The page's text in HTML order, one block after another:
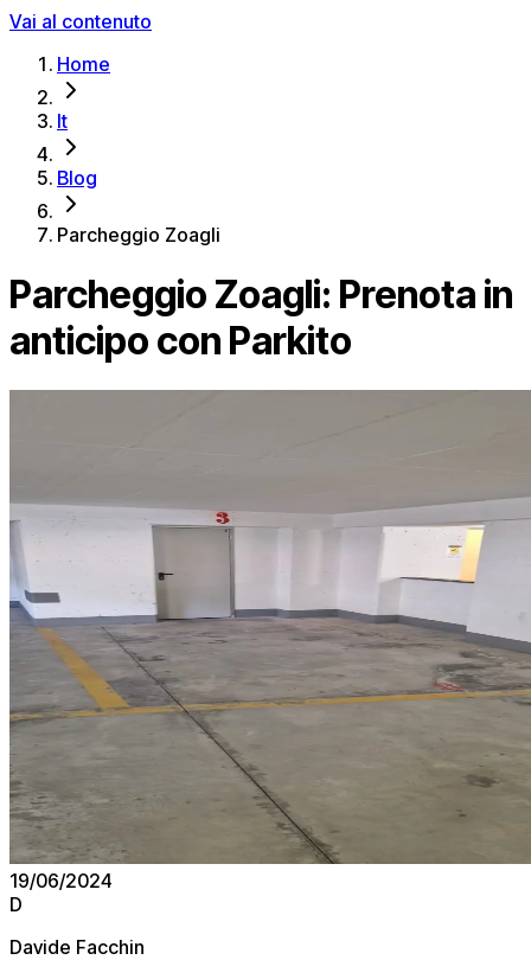
Vai al contenuto
Home
It
Blog
Parcheggio Zoagli
Parcheggio Zoagli: Prenota in
anticipo con Parkito
19/06/2024
D
Davide Facchin